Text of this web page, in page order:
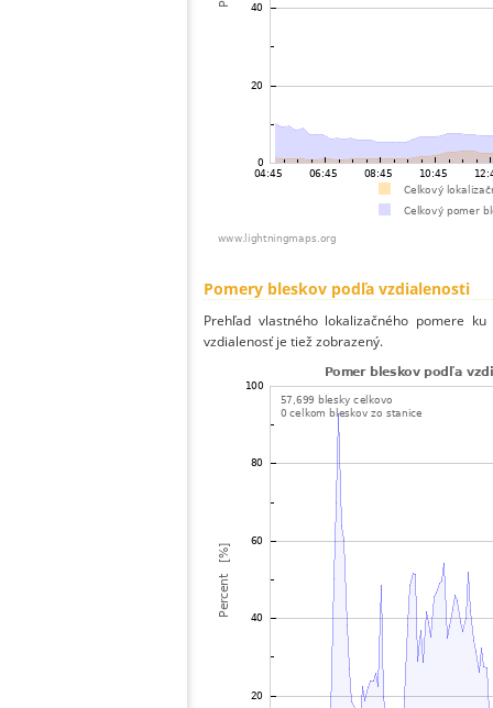
Pomery bleskov podľa vzdialenosti
Prehľad vlastného lokalizačného pomere
vzdialenosť je tiež zobrazený.